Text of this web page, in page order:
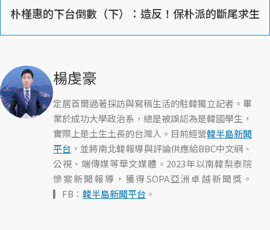
朴槿惠的下台倒數（下）：造反！保朴派的斷尾求生
楊虔豪
定居首爾過著採訪與寫稿生活的駐韓獨立記者。畢
業於成功大學政治系，總是被誤認為是韓國學生，
實際上是土生土長的台灣人。目前經營韓半島新聞
平台 ，並將南北韓報導與評論供應給BBC中文網、
公視、端傳媒等華文媒體。2023年以南韓梨泰院
慘案新聞報導，獲得SOPA亞洲卓越新聞獎。
▎FB： 韓半島新聞平台 。